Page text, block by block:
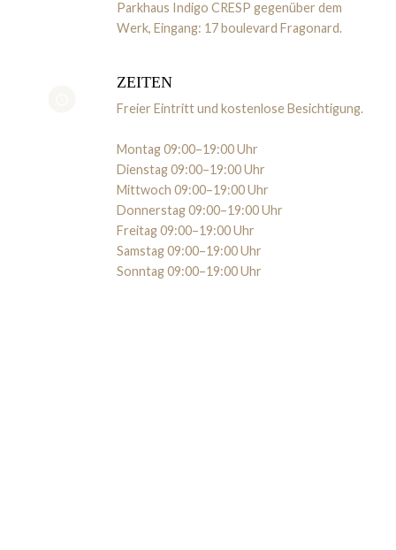
Parkhaus Indigo CRESP gegenüber dem
Werk, Eingang: 17 boulevard Fragonard.
ZEITEN
Freier Eintritt und kostenlose Besichtigung.
Montag 09:00–19:00 Uhr
Dienstag 09:00–19:00 Uhr
Mittwoch 09:00–19:00 Uhr
Donnerstag 09:00–19:00 Uhr
Freitag 09:00–19:00 Uhr
Samstag 09:00–19:00 Uhr
Sonntag 09:00–19:00 Uhr